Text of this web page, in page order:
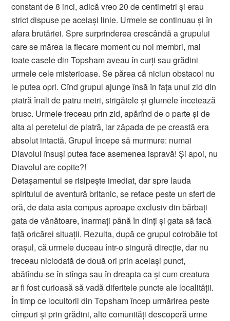
constant de 8 inci, adică vreo 20 de centimetri şi erau
strict dispuse pe aceiaşi linie. Urmele se continuau şi în
afara brutăriei. Spre surprinderea crescândă a grupului
care se mărea la fiecare moment cu noi membri, mai
toate casele din Topsham aveau în curţi sau grădini
urmele cele misterioase. Se părea că niciun obstacol nu
le putea opri. Cînd grupul ajunge însă în faţa unui zid din
piatră înalt de patru metri, strigătele şi glumele încetează
brusc. Urmele treceau prin zid, apărînd de o parte şi de
alta al peretelui de piatră, iar zăpada de pe creastă era
absolut intactă. Grupul începe să murmure: numai
Diavolul însuşi putea face asemenea ispravă! Şi apoi, nu
Diavolul are copite?!
Detaşamentul se risipeşte imediat, dar spre lauda
spiritului de aventură britanic, se reface peste un sfert de
oră, de data asta compus aproape exclusiv din bărbaţi
gata de vânătoare, înarmaţi până în dinţi şi gata să facă
faţă oricărei situaţii. Rezulta, după ce grupul cotrobăie tot
oraşul, că urmele duceau într-o singură direcţie, dar nu
treceau niciodată de două ori prin acelaşi punct,
abătîndu-se în stînga sau în dreapta ca şi cum creatura
ar fi fost curioasă să vadă diferitele puncte ale localităţii.
În timp ce locuitorii din Topsham încep urmărirea peste
cîmpuri şi prin grădini, alte comunităţi descoperă urme